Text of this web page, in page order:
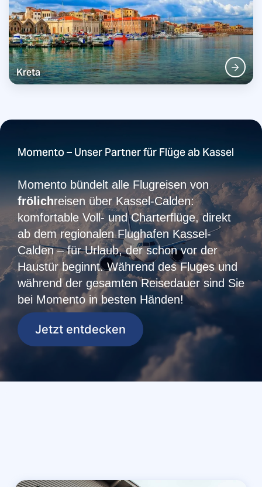
Kreta
Momento – Unser Partner für Flüge ab Kassel
Momento bündelt alle Flugreisen von
frölichreisen über Kassel-Calden:
komfortable Voll- und Charterflüge, direkt
ab dem regionalen Flughafen Kassel-
Calden – für Urlaub, der schon vor der
Haustür beginnt. Während des Fluges und
während der gesamten Reisedauer sind Sie
bei Momento in besten Händen!
Jetzt entdecken